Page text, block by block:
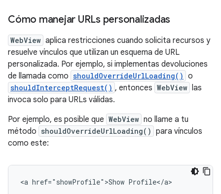
Cómo manejar URLs personalizadas
WebView aplica restricciones cuando solicita recursos y
resuelve vínculos que utilizan un esquema de URL
personalizada. Por ejemplo, si implementas devoluciones
de llamada como shouldOverrideUrlLoading() o
shouldInterceptRequest() , entonces WebView las
invoca solo para URLs válidas.
Por ejemplo, es posible que WebView no llame a tu
método shouldOverrideUrlLoading() para vínculos
como este: